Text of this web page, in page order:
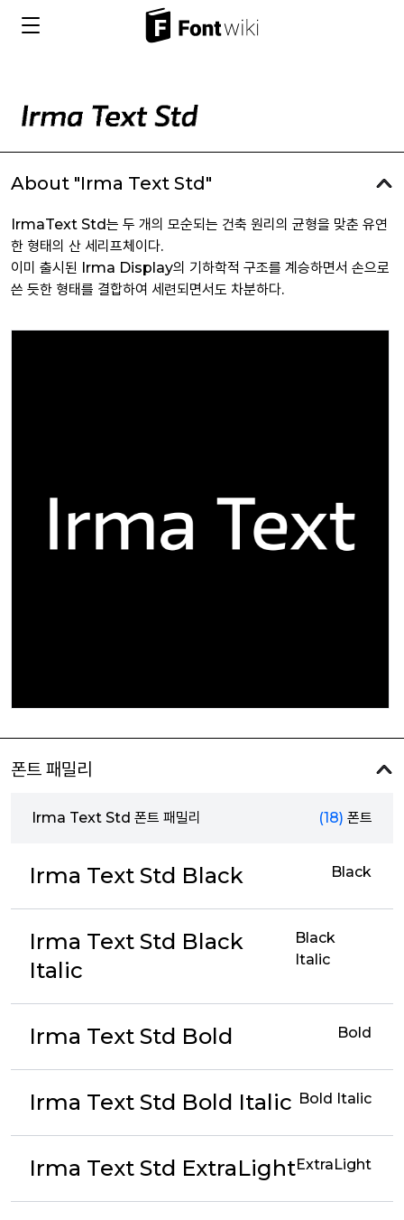
About "Irma Text Std"
IrmaText Std는 두 개의 모순되는 건축 원리의 균형을 맞춘 유연
한 형태의 산 세리프체이다.
이미 출시된 Irma Display의 기하학적 구조를 계승하면서 손으로
쓴 듯한 형태를 결합하여 세련되면서도 차분하다.
폰트 패밀리
Irma Text Std 폰트 패밀리 (18) 폰트
Irma Text Std Black Black
Irma Text Std Black
Italic
Black
Italic
Irma Text Std Bold Bold
Irma Text Std Bold Italic Bold Italic
Irma Text Std ExtraLightExtraLight